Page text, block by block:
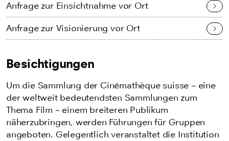
Anfrage zur Einsichtnahme vor Ort
Anfrage zur Visionierung vor Ort
Besichtigungen
Um die Sammlung der Cinémathèque suisse – eine
der weltweit bedeutendsten Sammlungen zum
Thema Film – einem breiteren Publikum
näherzubringen, werden Führungen für Gruppen
angeboten. Gelegentlich veranstaltet die Institution